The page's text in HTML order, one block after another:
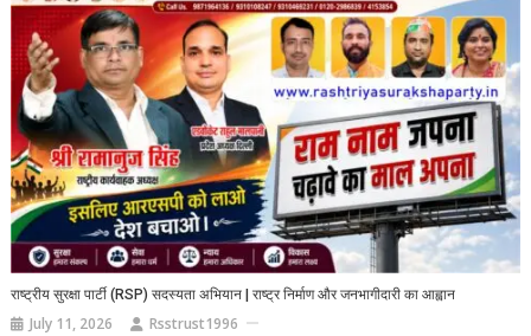
राष्ट्रीय सुरक्षा पार्टी (RSP) सदस्यता अभियान | राष्ट्र निर्माण और जनभागीदारी का आह्वान
July 11, 2026 Rsstrust1996